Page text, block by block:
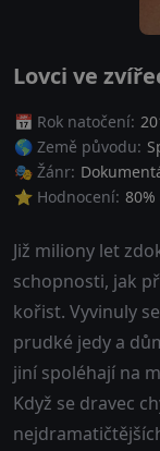
Lovci ve
📅 Rok natočení:
🌎 Země původu:
🎭 Žánr:
⭐ Hodnocení: 80%
Již miliony let
schopnosti, jak
kořist. Vyvinuly
prudké jedy a
jiní spoléhají na
Když se dravec